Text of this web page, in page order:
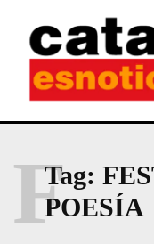
Tag:
POESÍA
F